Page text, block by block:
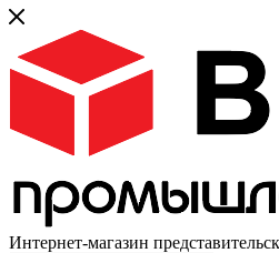
Интернет-магазин